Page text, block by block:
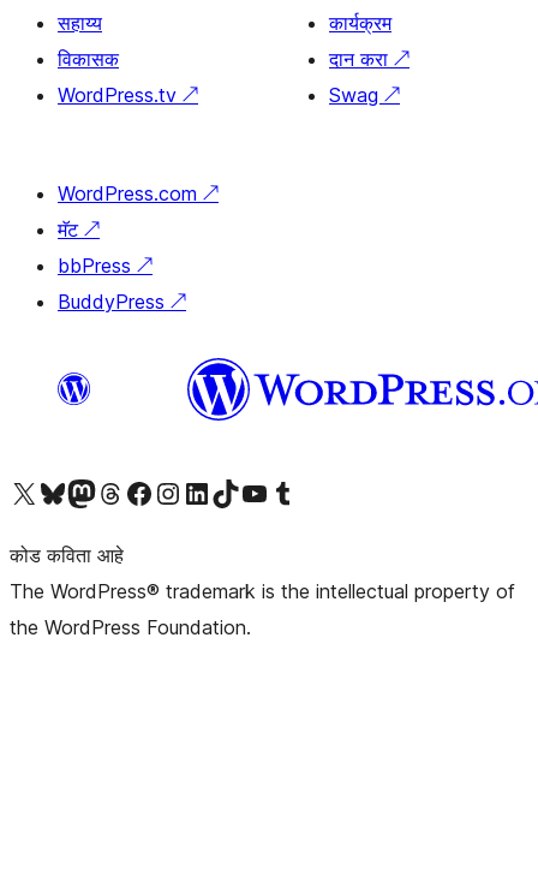
सहाय्य
विकासक
WordPress.tv ↗
कार्यक्रम
दान करा ↗
Swag ↗
WordPress.com ↗
मॅट ↗
bbPress ↗
BuddyPress ↗
आमच्या X (एक्स) (पूर्वीचे ट्विटर) खात्याला भेट द्या आमच्या ब्लूस्की खात्याला भेट द्या.आमच्या Mastodon खात्याला भेट द्या.आमच्या थ्रेड्स खात्याला भेट द्या. आमच्या फेसबुक पेजला भेट द्या आमच्या इंस्टाग्राम खात्याला भेट द्या आमच्या लिंक्डइन खात्याला भेट द्या आमच्या टिकटॉक अकाउंटला भेट द्या.आमच्या यूट्यूब चॅनेलला भेट द्या आमच्या टंबलर खात्याला भेट द्या.
कोड कविता आहे
The WordPress® trademark is the intellectual property of
the WordPress Foundation.